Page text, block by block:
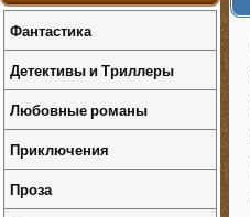
Фантастика
Детективы и Триллеры
Любовные романы
Приключения
Проза